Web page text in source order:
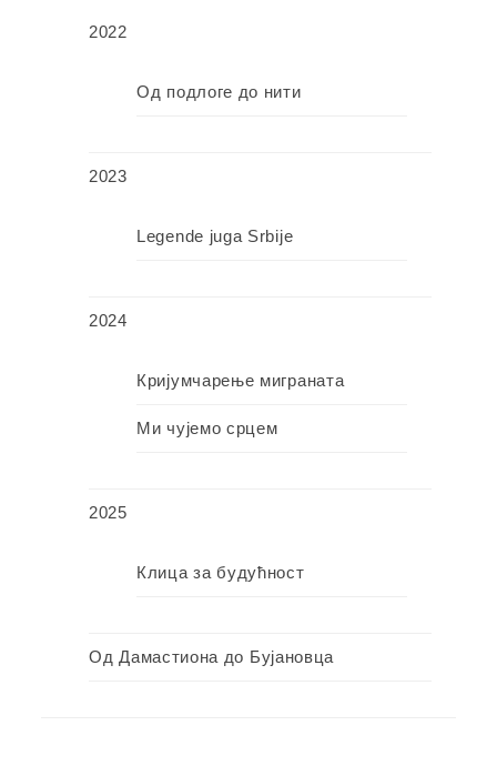
2022
Од подлоге до нити
2023
Legende juga Srbije
2024
Кријумчарење миграната
Ми чујемо срцем
2025
Клица за будућност
Од Дамастиона до Бујановца